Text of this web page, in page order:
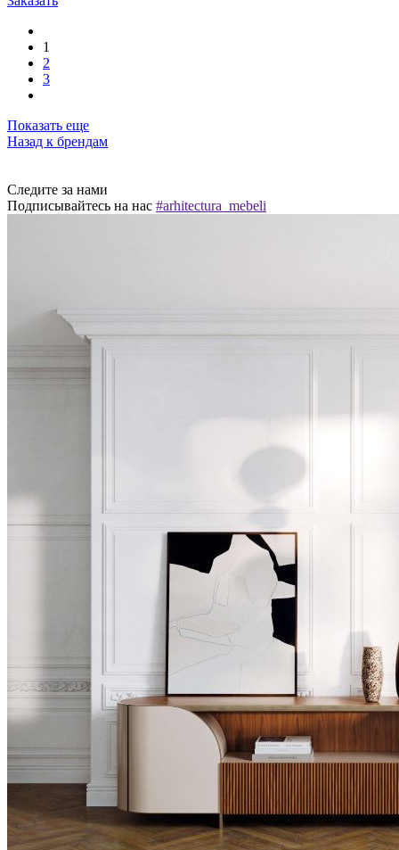
1
2
3
Показать еще
Назад к брендам
Следите за нами
Подписывайтесь на нас #arhitectura_mebeli